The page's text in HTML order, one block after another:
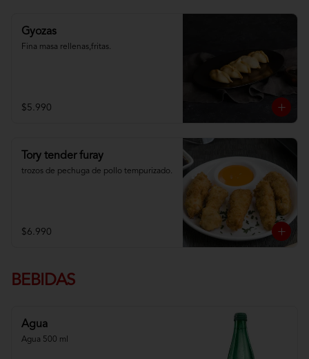
Gyozas
Fina masa rellenas,fritas.
$5.990
Tory tender furay
trozos de pechuga de pollo tempurizado.
$6.990
BEBIDAS
Agua
Agua 500 ml